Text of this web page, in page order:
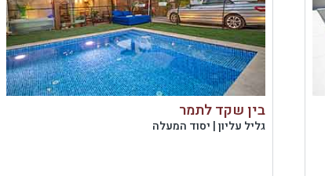
בין שקד לתמר
גליל עליון | יסוד המעלה